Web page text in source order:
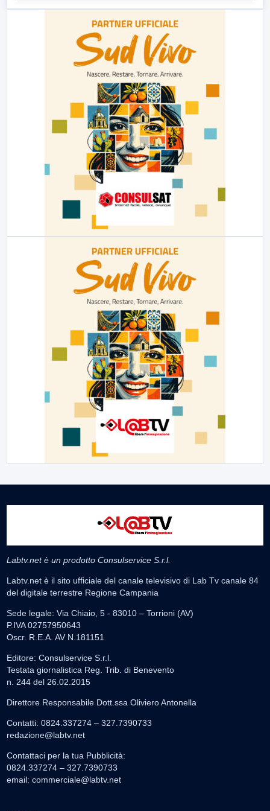
Labtv.net è un prodotto Consulservice S.r.l.
Labtv.net è il sito ufficiale del canale televisivo di Lab Tv canale 84
del digitale terrestre Regione Campania
Sede legale: Via Chiaio, 5 - 83010 – Torrioni (AV)
P.IVA 02757950643
Oscr. R.E.A. AV N.181151
Editore: Consulservice S.r.l.
Testata giornalistica Reg. Trib. di Benevento
n. 244 del 26.02.2015
Direttore Responsabile Dott.ssa Oliviero Antonella
Contatti: 0824.337274 – 327.7390733
redazione@labtv.net
Contattaci per la tua Pubblicità:
0824.337274 – 327.7390733
email: commerciale@labtv.net